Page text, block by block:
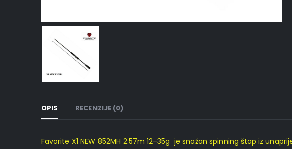
OPIS RECENZIJE (0)
Favorite X1 NEW 852MH 2.57m 12–35g je snažan spinning štap iz